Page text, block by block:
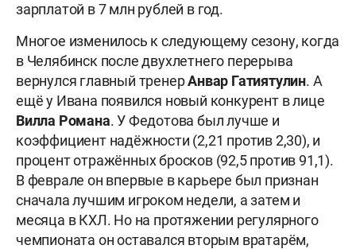
зарплатой в 7 млн рублей в год.
Многое изменилось к следующему сезону, когда
в Челябинск после двухлетнего перерыва
вернулся главный тренерАнвар Гатиятулин. А
ещё у Ивана появился новый конкурент в лице
Вилла Романа. У Федотова был лучше и
коэффициент надёжности (2,21 против 2,30), и
процент отражённых бросков (92,5 против 91,1).
В феврале он впервые в карьере был признан
сначала лучшим игроком недели, а затем и
месяца в КХЛ. Но на протяжении регулярного
чемпионата он оставался вторым вратарём,